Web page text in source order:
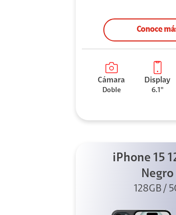
Conoce
Cámara
Doble
Display
6.1"
iPhone 15
Negro
128GB /